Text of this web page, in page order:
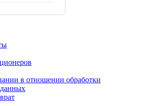
в отношении обработки